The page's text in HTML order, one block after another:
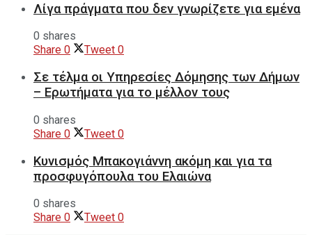
Λίγα πράγματα που δεν γνωρίζετε για εμένα
0 shares
Share 0 Tweet 0
Σε τέλμα οι Υπηρεσίες Δόμησης των Δήμων
– Ερωτήματα για το μέλλον τους
0 shares
Share 0 Tweet 0
Κυνισμός Μπακογιάννη ακόμη και για τα
προσφυγόπουλα του Ελαιώνα
0 shares
Share 0 Tweet 0